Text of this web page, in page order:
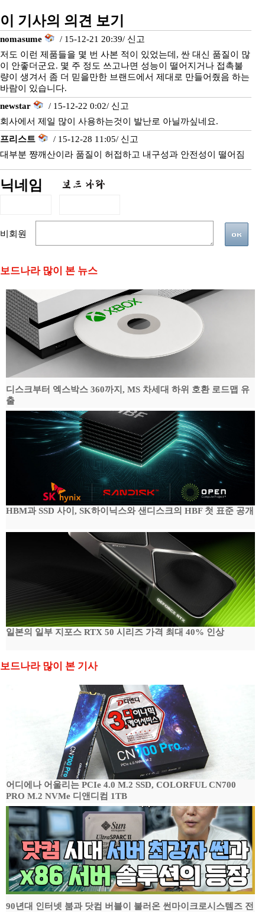
이 기사의 의견 보기
nomasume / 15-12-21 20:39/ 신고
저도 이런 제품들을 몇 번 사본 적이 있었는데, 싼 대신 품질이 많
이 안좋더군요. 몇 주 정도 쓰고나면 성능이 떨어지거나 접촉불
량이 생겨서 좀 더 믿을만한 브랜드에서 제대로 만들어줬음 하는
바람이 있습니다.
newstar
/ 15-12-22 0:02/ 신고
회사에서 제일 많이 사용하는것이 발난로 아닐까싶네요.
프리스트
/ 15-12-28 11:05/ 신고
대부분 쨩깨산이라 품질이 허접하고 내구성과 안전성이 떨어짐
닉네임
비회원
보드나라 많이 본 뉴스
디스크부터 엑스박스 360까지, MS 차세대 하위 호환 로드맵 유
출
HBM과 SSD 사이, SK하이닉스와 샌디스크의 HBF 첫 표준 공개
일본의 일부 지포스 RTX 50 시리즈 가격 최대 40% 인상
보드나라 많이 본 기사
어디에나 어울리는 PCIe 4.0 M.2 SSD, COLORFUL CN700
PRO M.2 NVMe 디앤디컴 1TB
90년대 인터넷 붐과 닷컴 버블이 불러온 썬마이크로시스템즈 전